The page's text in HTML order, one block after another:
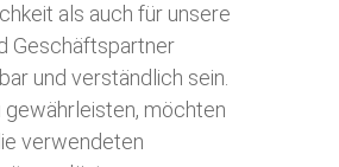
als auch für unsere
Geschäftspartner
und verständlich sein.
gewährleisten, möchten
verwendeten